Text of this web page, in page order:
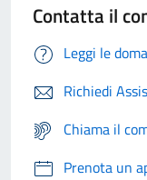
Contatta il
Leggi le
Richiedi
Chiama il
Prenota un